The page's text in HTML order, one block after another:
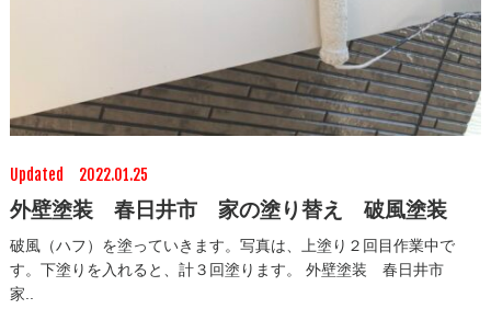
Updated 2022.01.25
外壁塗装 春日井市 家の塗り替え 破風塗装
破風（ハフ）を塗っていきます。写真は、上塗り２回目作業中で
す。下塗りを入れると、計３回塗ります。 外壁塗装 春日井市
家..